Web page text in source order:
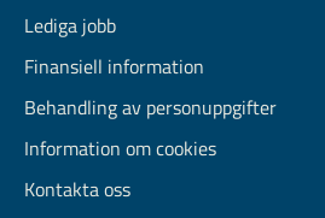
Lediga jobb
Finansiell information
Behandling av personuppgifter
Information om cookies
Kontakta oss